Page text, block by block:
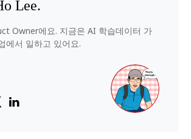
Lee.
Owner에요. 지금은 AI 학습데이터 가
에서 일하고 있어요.